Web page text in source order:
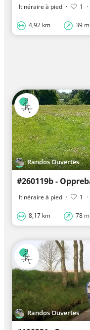
Itinéraire à pied · 1 ·
4,92 km 39 m
Randos Ouvertes
Itinéraire à pied · 1 ·
8,17 km 78 m
Randos Ouvertes